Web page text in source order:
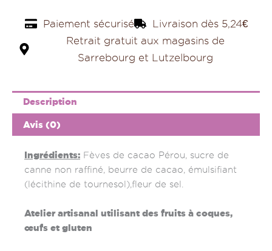
Paiement sécurisé
Livraison dès 5,24€
Retrait gratuit aux magasins de
Sarrebourg et Lutzelbourg
Description
Avis (0)
Ingrédients: Fèves de cacao Pérou, sucre de
canne non raffiné, beurre de cacao, émulsifiant
(lécithine de tournesol),fleur de sel.
Atelier artisanal utilisant des fruits à coques,
œufs et gluten